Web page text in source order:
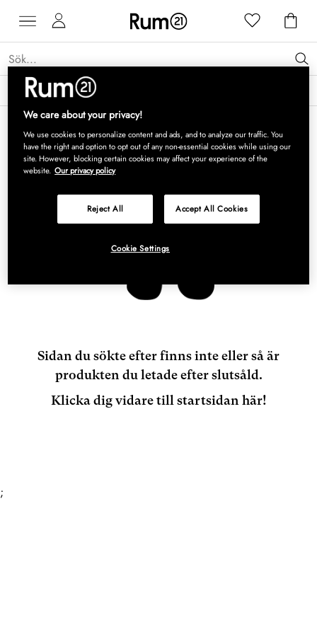
Få 15 % rabatt på Grythyttan Stålmöbler* →
Sidan du sökte efter finns inte eller så är
produkten du letade efter slutsåld.
Klicka dig vidare till startsidan här!
;
We care about your privacy!
We use cookies to personalize content and ads, and to analyze our traffic. You
have the right and option to opt out of any non-essential cookies while using our
site. However, blocking certain cookies may affect your experience of the
website. Our privacy policy
Reject All Accept All Cookies
Cookie Settings